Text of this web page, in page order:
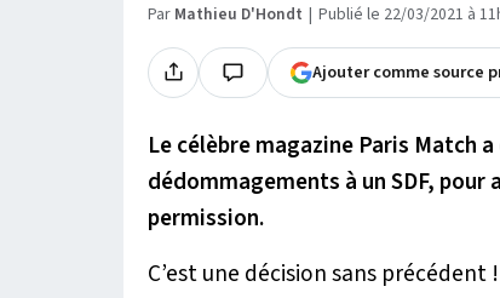
Par Mathieu D'Hondt Publié le 22/03/2021 à
Ajouter comme source
Le célèbre magazine Paris Match
dédommagements à un SDF,
permission.
C’est une décision sans précédent !